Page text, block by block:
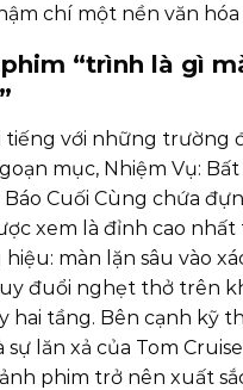
chí một nền văn hóa
“trình là gì
tiếng với những trường
mục, Nhiệm Vụ:
Cuối Cùng chứa
xem là đỉnh cao
màn lặn sâu vào
đuổi nghẹt thở trên
hai tầng. Bên cạnh kỹ
sự lăn xả của Tom
phim trở nên xuất